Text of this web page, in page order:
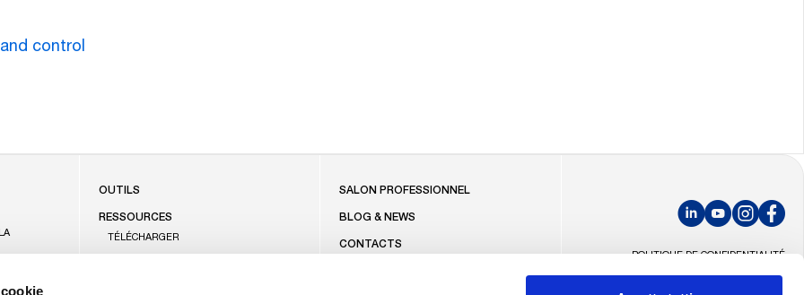
control
FOOTER
OUTILS
RESSOURCES
TÉLÉCHARGER
SALON PROFESSIONNEL
BLOG & NEWS
CONTACTS
LinkedInYouTubeInstagram
POLITIQUE DE CONFIDENTIALITÉ
POLITIQUE DES COOKIES